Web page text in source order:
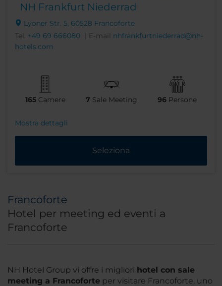
NH Frankfurt Niederrad
Lyoner Str. 5, 60528 Francoforte
Tel. +49 69 666080 | E-mail nhfrankfurtniederrad@nh-
hotels.com
165 Camere 7 Sale Meeting 96 Persone
Mostra dettagli
Seleziona
Francoforte
Hotel per meeting ed eventi a
Francoforte
NH Hotel Group vi offre i migliori hotel con sale
meeting a Francoforte per visitare Francoforte, uno